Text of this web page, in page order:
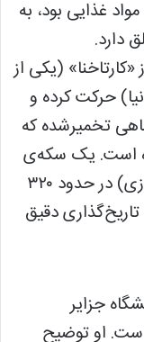
غذایی بود، به
دارد.
(یکی از
حرکت کرده و
تخمیرشده که
است. یک سکه‌ی
ضرب‌شده در «سیسیا» (کرواسی امروزی) در حدود ۳۲۰
دقیق
جزایر
او توضیح